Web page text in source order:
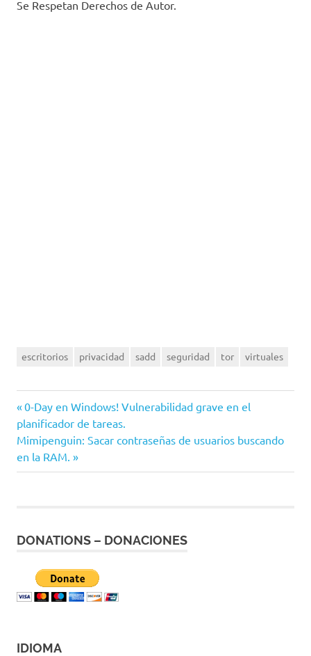
Se Respetan Derechos de Autor.
escritorios privacidad sadd seguridad tor virtuales
Navegación
de
entradas
Entrada
anterior:
0-Day en Windows! Vulnerabilidad grave en el
planificador de tareas.
Siguiente
entrada:
Mimipenguin: Sacar contraseñas de usuarios buscando
en la RAM.
DONATIONS – DONACIONES
IDIOMA